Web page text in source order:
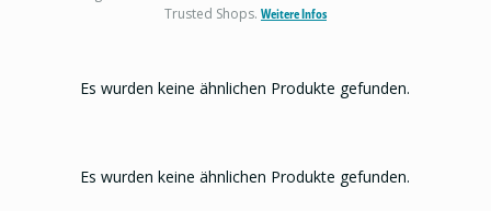
Trusted Shops. Weitere Infos
Es wurden keine ähnlichen Produkte gefunden.
Es wurden keine ähnlichen Produkte gefunden.